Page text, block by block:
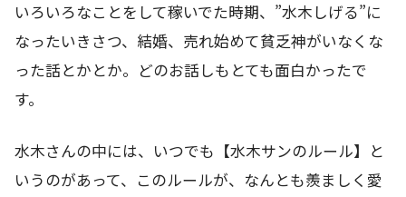
いろいろなことをして稼いでた時期、”水木しげる”に
なったいきさつ、結婚、売れ始めて貧乏神がいなくな
った話とかとか。どのお話しもとても面白かったで
す。
水木さんの中には、いつでも【水木サンのルール】と
いうのがあって、このルールが、なんとも羨ましく愛